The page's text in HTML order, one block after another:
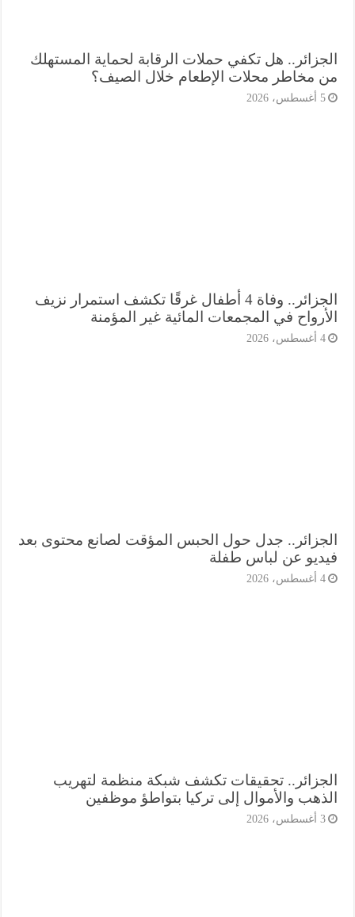
هل تكفي حملات الرقابة لحماية المستهلك
مخاطر محلات الإطعام خلال الصيف؟
الجزائر.. وفاة 4 أطفال غرقًا تكشف استمرار نزيف
في المجمعات المائية غير المؤمنة
جدل حول الحبس المؤقت لصانع محتوى بعد
عن لباس طفلة
تحقيقات تكشف شبكة منظمة لتهريب
والأموال إلى تركيا بتواطؤ موظفين